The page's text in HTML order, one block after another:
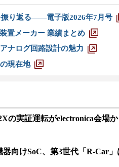
振り返る――電子版2026年7月号
置メーカー 業績まとめ
ナログ回路設計の魅力
現在地
の実証運転がelectronica会場
向けSoC、第3世代「R-Car